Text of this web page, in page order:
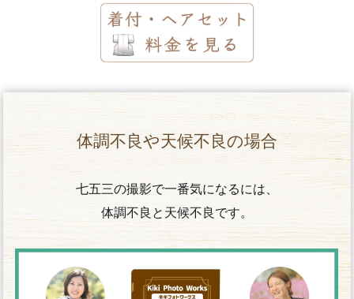
体調不良や天候不良の場合
七五三の撮影で一番気になるには、
体調不良と天候不良です。